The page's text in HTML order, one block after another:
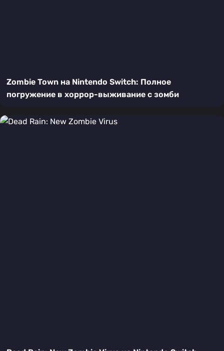
Zombie Town на Nintendo Switch: Полное
погружение в хоррор-выживание с зомби